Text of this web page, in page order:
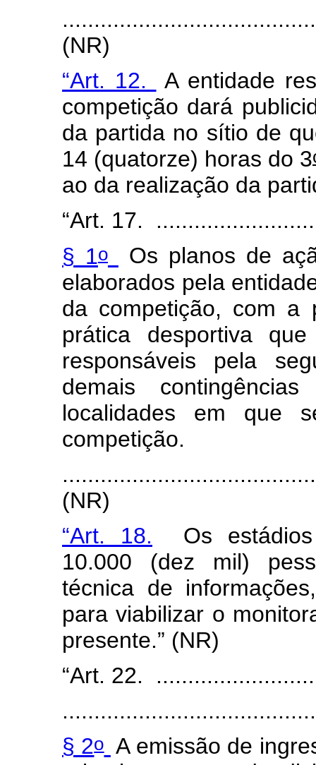
(NR)
“Art. 12.
A entidade
competição dará
da partida no sítio de
14 (quatorze) horas do 3
ao da realização da
“Art. 17.
§ 1o
Os planos de
elaborados pela
da competição, com a
prática desportiva
responsáveis pela
demais
localidades em que
competição.
(NR)
“Art. 18. Os estádios
10.000 (dez mil)
técnica de
para viabilizar o
presente.” (NR)
“Art. 22.
§ 2o A emissão de